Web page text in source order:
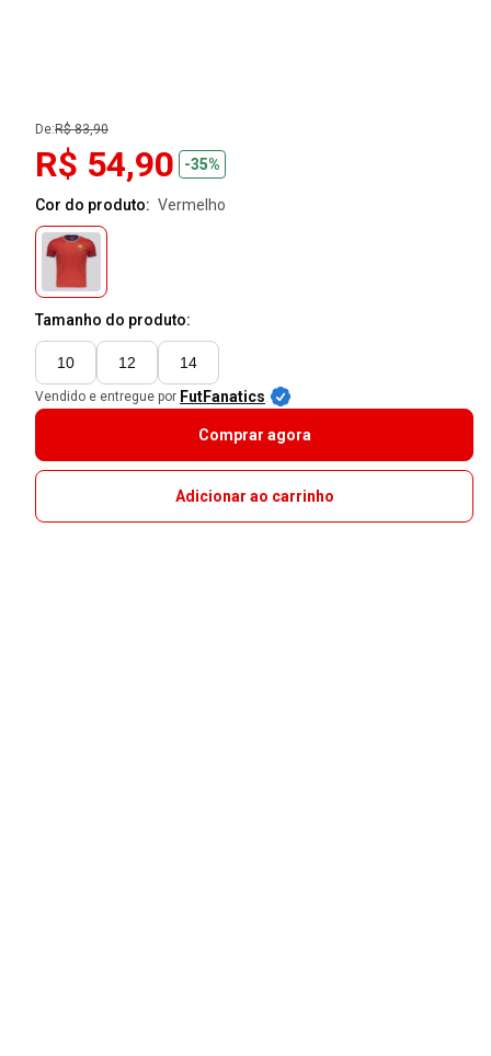
De:R$ 83,90
R$ 54,90 -35%
Cor do produto: vermelho
Tamanho do produto:
10 12 14
Vendido e entregue por FutFanatics
Comprar agora
Adicionar ao carrinho